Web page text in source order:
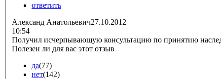
ответить
Александ Анатольевич27.10.2012
10:54
Получил исчерпывающую консультацию по принятию
Полезен ли для вас этот отзыв
да(77)
нет(142)